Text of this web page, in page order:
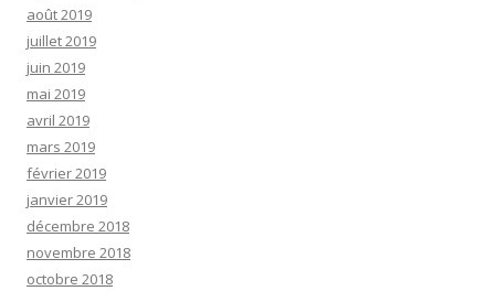
août 2019
juillet 2019
juin 2019
mai 2019
avril 2019
mars 2019
février 2019
janvier 2019
décembre 2018
novembre 2018
octobre 2018